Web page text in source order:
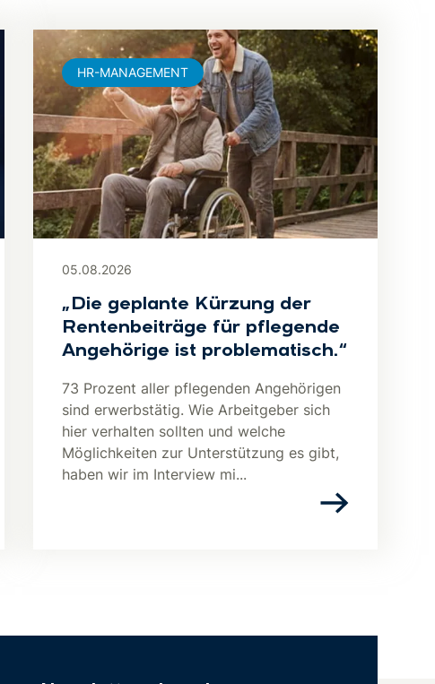
05.08.2026
„Die geplante Kürzung der
Rentenbeiträge für pflegende
Angehörige ist problematisch.“
73 Prozent aller pflegenden Angehörigen
sind erwerbstätig. Wie Arbeitgeber sich
hier verhalten sollten und welche
Möglichkeiten zur Unterstützung es gibt,
haben wir im Interview mi...
HR-MANAGEMENT